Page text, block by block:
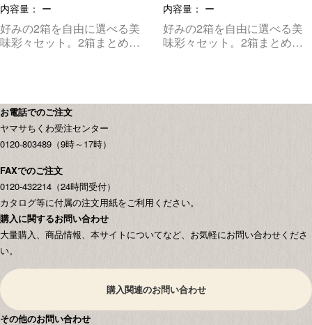
内容量： ー
好みの2箱を自由に選べる美
味彩々セット。2箱まとめて
内容量： ー
好みの2箱を自由に選べる美
味彩々セット。2箱まとめて
お電話でのご注文
ヤマサちくわ受注センター
0120-803489（9時～17時）
FAXでのご注文
0120-432214（24時間受付）
カタログ等に付属の注文用紙をご利用ください。
購入に関するお問い合わせ
大量購入、商品情報、本サイトについてなど、お気軽にお問い合わせくださ
い。
購入関連のお問い合わせ
その他のお問い合わせ